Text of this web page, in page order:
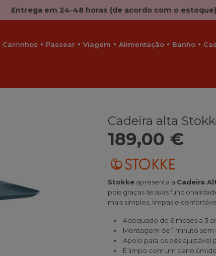
Entrega em 24-48 horas (de acordo com o estoque)
Carrinhos Passear Viagem Alimentação Banho
Cadeira alta
189,00 €
Stokke apresenta a Cadeira
pois graças às suas
mais simples, limpas e
Adequado de 6 meses a 3
Montagem de 1 minuto
Apoio para os pés ajustável
É limpo com um pano